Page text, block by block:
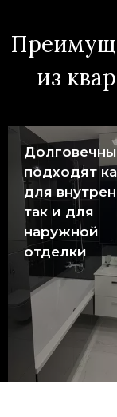
из
подходят
для
так и для
наружной
отделки